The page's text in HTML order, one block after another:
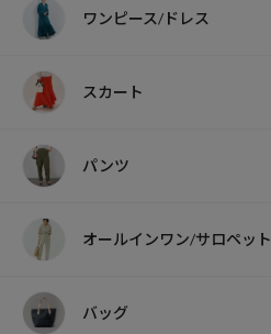
ワンピース/ドレス
スカート
パンツ
オールインワン/サロペット
バッグ